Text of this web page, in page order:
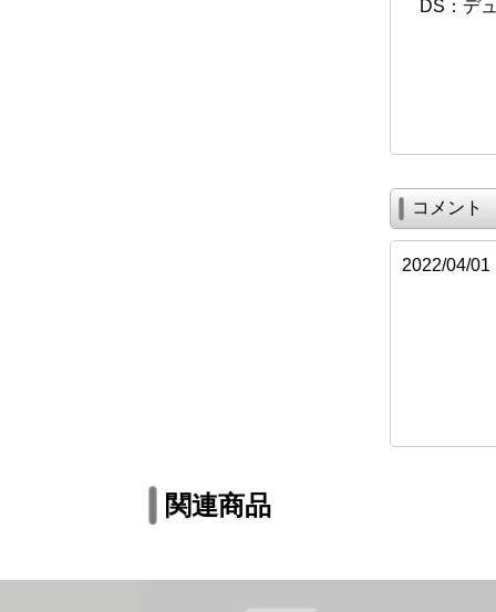
DS：デ
コメント
2022/04/
関連商品